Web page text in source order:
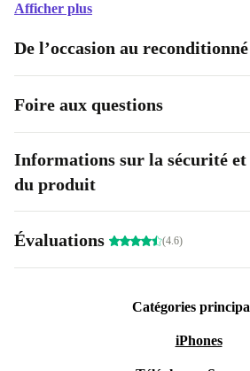
Afficher plus
De l’occasion au
Foire aux questions
Informations sur la sécurité
du produit
Évaluations (4.6)
Catégories
iPhones